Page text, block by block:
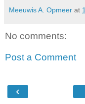
Meeuwis A. Opmeer at
No comments:
Post a Comment
‹